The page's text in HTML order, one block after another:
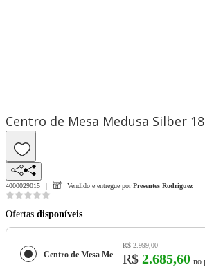
Centro de Mesa Medusa Silber
4000029015 Vendido e entregue por Presentes Rodriguez
Ofertas disponíveis
Centro de Mesa Medusa Silber 18 cm Versace
R$ 2.999,00
R$ 2.685,60 no